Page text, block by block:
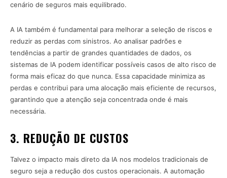
cenário de seguros mais equilibrado.
A IA também é fundamental para melhorar a seleção de riscos e
reduzir as perdas com sinistros. Ao analisar padrões e
tendências a partir de grandes quantidades de dados, os
sistemas de IA podem identificar possíveis casos de alto risco de
forma mais eficaz do que nunca. Essa capacidade minimiza as
perdas e contribui para uma alocação mais eficiente de recursos,
garantindo que a atenção seja concentrada onde é mais
necessária.
3. REDUÇÃO DE CUSTOS
Talvez o impacto mais direto da IA nos modelos tradicionais de
seguro seja a redução dos custos operacionais. A automação